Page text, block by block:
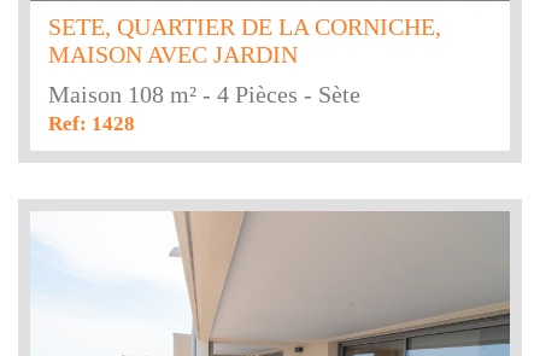
SETE, QUARTIER DE LA CORNICHE,
MAISON AVEC JARDIN
Maison 108 m² - 4 Pièces - Sète
Ref: 1428